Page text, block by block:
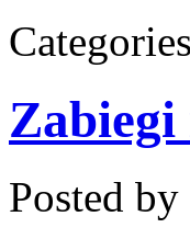
Posted